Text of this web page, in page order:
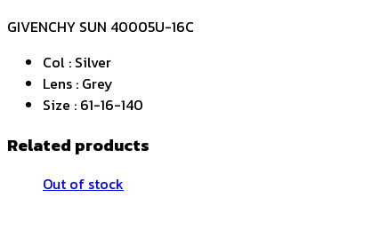
GIVENCHY SUN 40005U-16C
Col : Silver
Lens : Grey
Size : 61-16-140
Related products
Out of stock